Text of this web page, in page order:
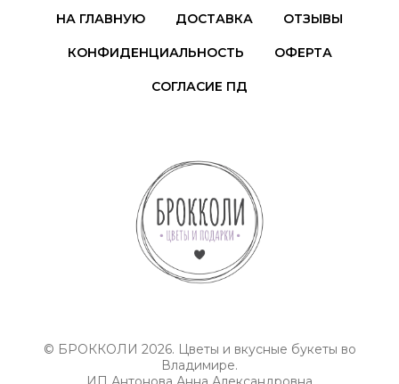
НА ГЛАВНУЮ ДОСТАВКА ОТЗЫВЫ
КОНФИДЕНЦИАЛЬНОСТЬ ОФЕРТА
СОГЛАСИЕ ПД
© БРОККОЛИ 2026. Цветы и вкусные букеты во
Владимире.